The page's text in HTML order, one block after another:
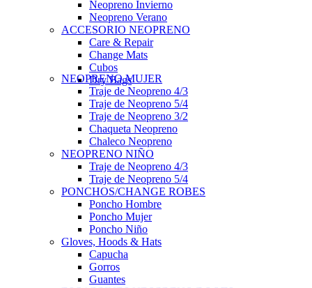
Neopreno Invierno
Neopreno Verano
ACCESORIO NEOPRENO
Care & Repair
Change Mats
Cubos
Dry Bags
NEOPRENO MUJER
Traje de Neopreno 4/3
Traje de Neopreno 5/4
Traje de Neopreno 3/2
Chaqueta Neopreno
Chaleco Neopreno
NEOPRENO NIÑO
Traje de Neopreno 4/3
Traje de Neopreno 5/4
PONCHOS/CHANGE ROBES
Poncho Hombre
Poncho Mujer
Poncho Niño
Gloves, Hoods & Hats
Capucha
Gorros
Guantes